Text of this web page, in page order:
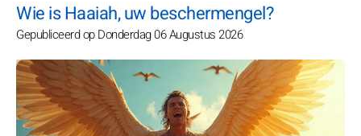
Wie is Haaiah, uw beschermengel?
Gepubliceerd op Donderdag 06 Augustus 2026